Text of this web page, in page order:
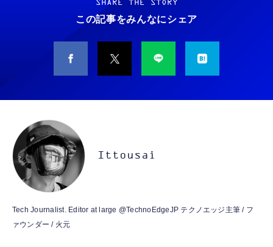
ノイズ低減 重低音 遅延なし
￥949
タイプc 寝ホンイヤホン 寝ホン type-c 有線
睡眠用イヤホン 【音質強化バージョン
￥2,199
MFi認証 【ハイレゾ音質】 内蔵DAC 遅延な
し 48ビット/96KHz 音量調節対応
【HIFI音質】iphone イヤホンジャック ライ
￥5,400
M10SR AIペット（コミュニケーションロボッ
ト）
ット）
￥53,900
霊界コミュニケーションロボット BAKETAN
SHARE THE STORY
この記事をみんなにシェア
Ittousai
Tech Journalist. Editor at large @TechnoEdgeJP テクノエッジ主筆 / フ
ァウンダー / 火元